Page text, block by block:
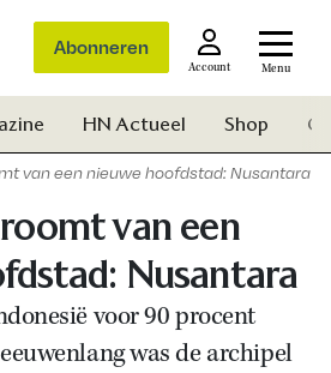
Abonneren
Account Menu
HN Actueel Shop
van een nieuwe hoofdstad: Nusantara
van een
Nusantara
voor 90 procent
was de archipel